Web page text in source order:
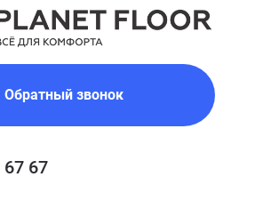
Обратный звонок
67 67